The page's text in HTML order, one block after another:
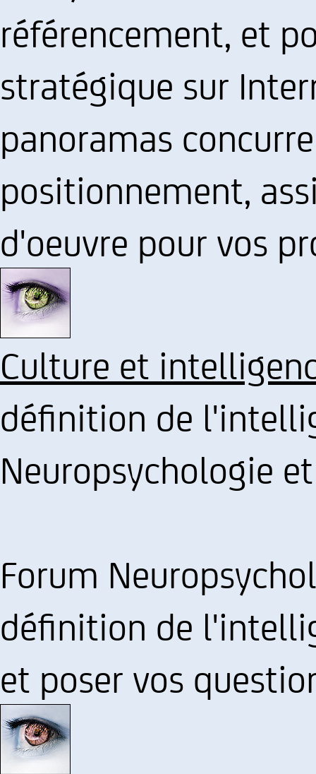
référencement, et
stratégique sur
panoramas
positionnement,
d'oeuvre pour vos
Culture et
définition de
Neuropsychologie
Forum
définition de
et poser vos